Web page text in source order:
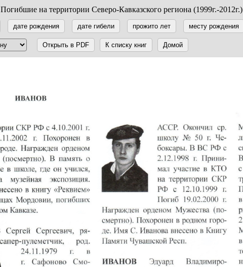
Погибшие на территории Северо-Кавказского региона (1999г.-2012г.)
дате рождения дате гибели прожито лет месту рождения
Открыть в PDF К списку книг Домой